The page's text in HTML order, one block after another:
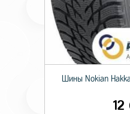
Шины Nokian
12